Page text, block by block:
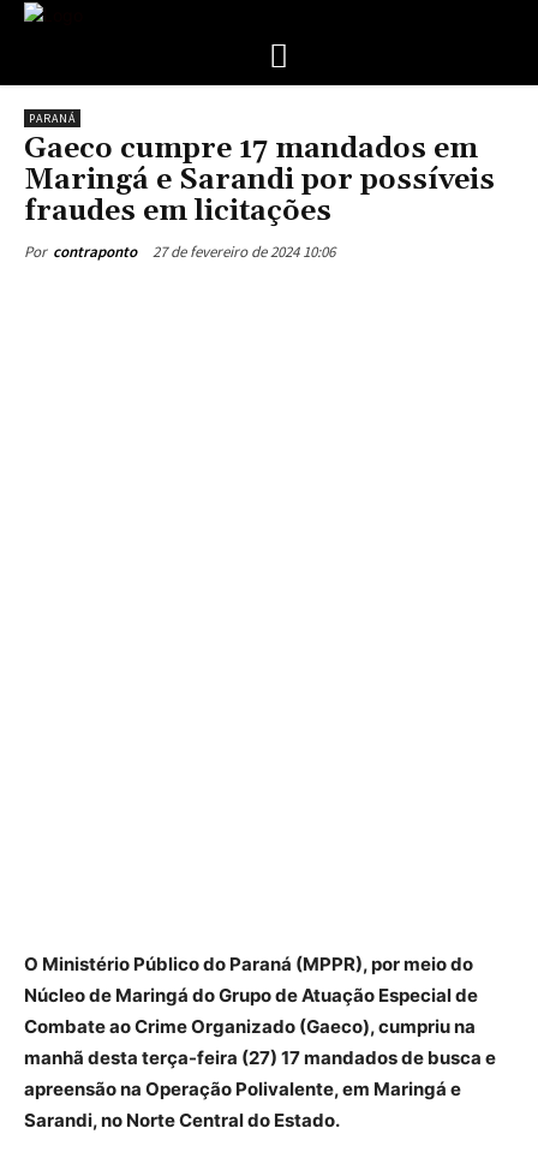
PARANÁ
Gaeco cumpre 17 mandados em
Maringá e Sarandi por possíveis
fraudes em licitações
Por contraponto 27 de fevereiro de 2024 10:06
O Ministério Público do Paraná (MPPR), por meio do
Núcleo de Maringá do Grupo de Atuação Especial de
Combate ao Crime Organizado (Gaeco), cumpriu na
manhã desta terça-feira (27) 17 mandados de busca e
apreensão na Operação Polivalente, em Maringá e
Sarandi, no Norte Central do Estado.